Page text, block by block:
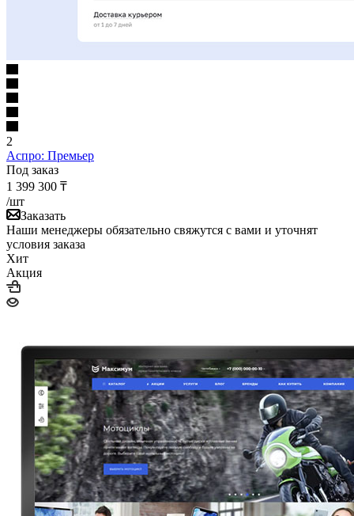
2
Аспро: Премьер
Под заказ
1 399 300 ₸
/шт
Заказать
Наши менеджеры обязательно свяжутся с вами и уточнят
условия заказа
Хит
Акция